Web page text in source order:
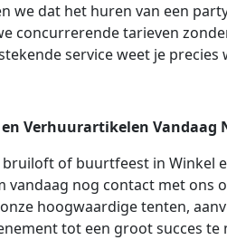
we dat het huren van een
concurrerende tarieven
service weet je precies
Verhuurartikelen Vandaag
of buurtfeest in Winkel
vandaag nog contact met
hoogwaardige tenten,
tot een groot succes te